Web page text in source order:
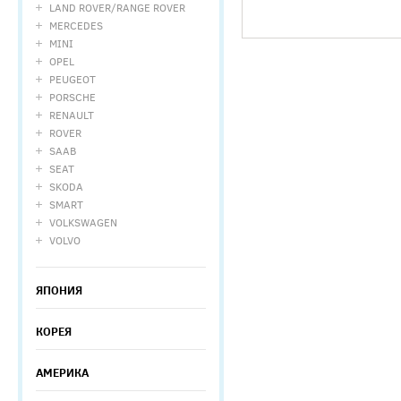
LAND ROVER/RANGE ROVER
MERCEDES
MINI
OPEL
PEUGEOT
PORSCHE
RENAULT
ROVER
SAAB
SEAT
SKODA
SMART
VOLKSWAGEN
VOLVO
ЯПОНИЯ
КОРЕЯ
АМЕРИКА